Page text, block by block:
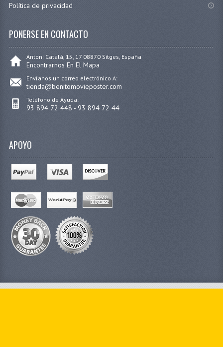
Política de privacidad
PONERSE EN CONTACTO
Antoni Catalá, 15, 17 08870 Sitges, España
Encontrarnos En El Mapa
Envíanos un correo electrónico A:
tienda@benitomovieposter.com
Teléfono de Ayuda:
93 894 72 448 - 93 894 72 44
APOYO